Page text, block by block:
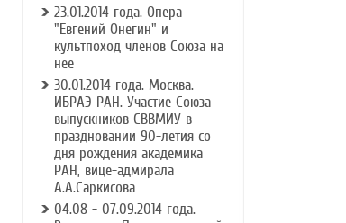
23.01.2014 года. Опера
"Евгений Онегин" и
культпоход членов Союза на
нее
30.01.2014 года. Москва.
ИБРАЭ РАН. Участие Союза
выпускников СВВМИУ в
праздновании 90-летия со
дня рождения академика
РАН, вице-адмирала
А.А.Саркисова
04.08 - 07.09.2014 года.